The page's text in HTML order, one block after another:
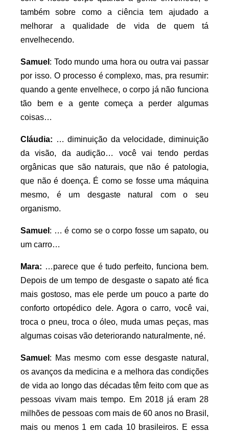
também sobre como a ciência tem ajudado a
melhorar a qualidade de vida de quem tá
envelhecendo.
Samuel : Todo mundo uma hora ou outra vai passar
por isso. O processo é complexo, mas, pra resumir:
quando a gente envelhece, o corpo já não funciona
tão bem e a gente começa a perder algumas
coisas…
Cláudia: … diminuição da velocidade, diminuição
da visão, da audição… você vai tendo perdas
orgânicas que são naturais, que não é patologia,
que não é doença. É como se fosse uma máquina
mesmo, é um desgaste natural com o seu
organismo.
Samuel : … é como se o corpo fosse um sapato, ou
um carro…
Mara: …parece que é tudo perfeito, funciona bem.
Depois de um tempo de desgaste o sapato até fica
mais gostoso, mas ele perde um pouco a parte do
conforto ortopédico dele. Agora o carro, você vai,
troca o pneu, troca o óleo, muda umas peças, mas
algumas coisas vão deteriorando naturalmente, né.
Samuel : Mas mesmo com esse desgaste natural,
os avanços da medicina e a melhora das condições
de vida ao longo das décadas têm feito com que as
pessoas vivam mais tempo. Em 2018 já eram 28
milhões de pessoas com mais de 60 anos no Brasil,
mais ou menos 1 em cada 10 brasileiros. E essa